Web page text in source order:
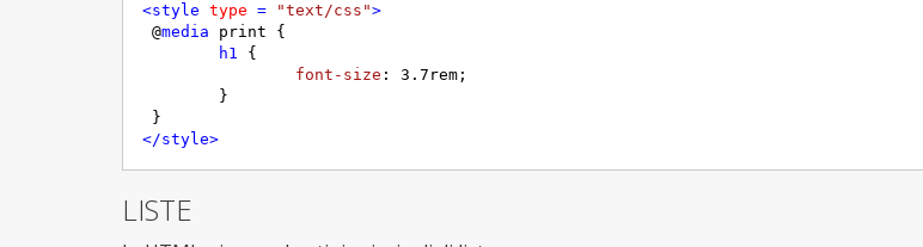
<style type = "text/css">
@media print {
h1 {
font-size : 3.7rem ;
</style>
LISTE